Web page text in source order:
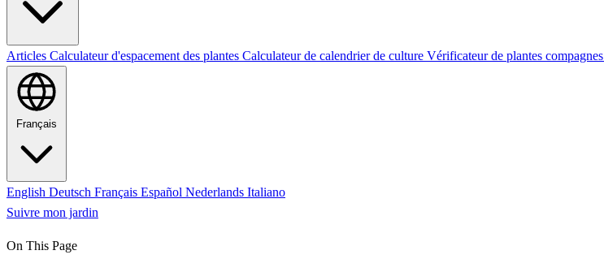
Articles Calculateur d'espacement des plantes Calculateur de calendrier de culture Vérificateur de plantes compagnes
Français
English Deutsch Français Español Nederlands Italiano
Suivre mon jardin
On This Page